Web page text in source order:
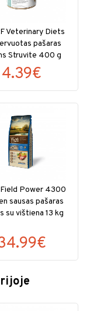
Veterinary Diets
pašaras
Struvite 400 g
4.39€
Power 4300
sausas pašaras
su vištiena 13 kg